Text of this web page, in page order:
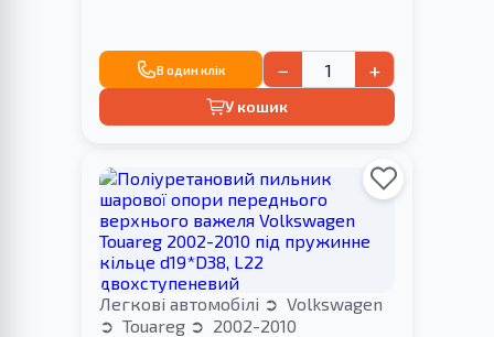
В один клік − +
У кошик
Легкові автомобілі
Volkswagen
Touareg
2002-2010